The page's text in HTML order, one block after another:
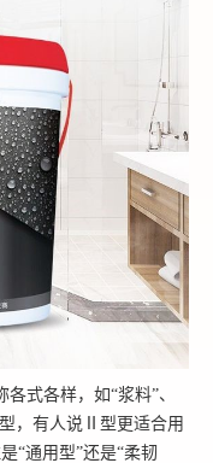
式各样，如“浆料”、
，有人说Ⅱ型更适合用
“通用型”还是“柔韧